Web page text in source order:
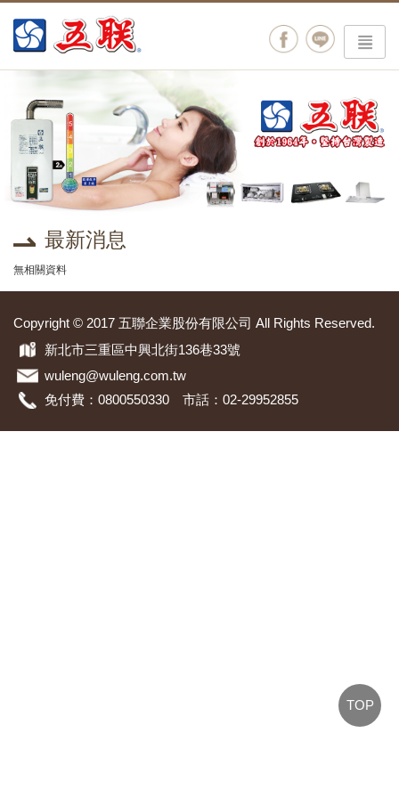
menu
最新消息
無相關資料
Copyright © 2017 五聯企業股份有限公司 All Rights Reserved.
新北市三重區中興北街136巷33號
wuleng@wuleng.com.tw
免付費：0800550330 市話：02-29952855
TOP